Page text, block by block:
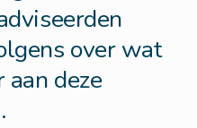
over wat
aan deze